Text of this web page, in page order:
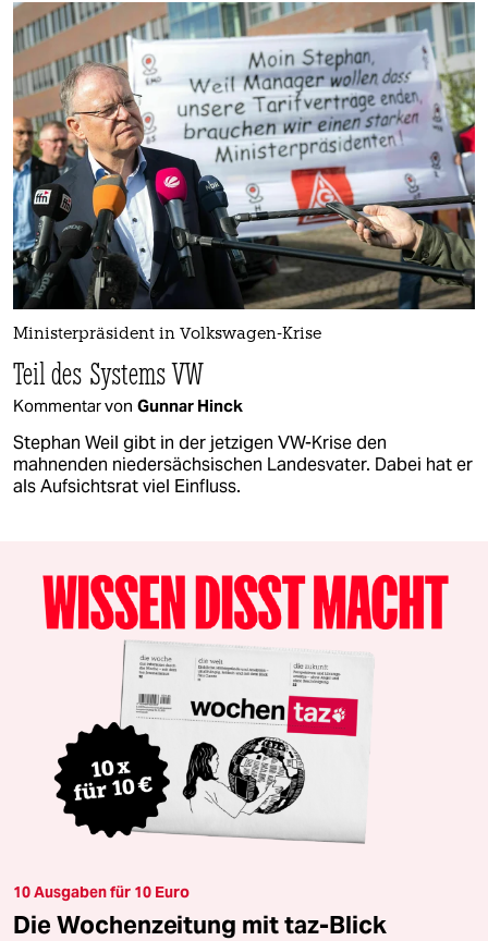
Ministerpräsident in Volkswagen-Krise
Teil des Systems VW
Kommentar von Gunnar Hinck
Stephan Weil gibt in der jetzigen VW-Krise den
mahnenden niedersächsischen Landesvater. Dabei hat er
als Aufsichtsrat viel Einfluss.
10 Ausgaben für 10 Euro
Die Wochenzeitung mit taz-Blick